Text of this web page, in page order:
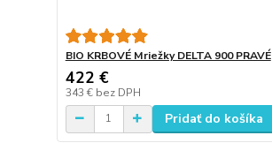
BIO KRBOVÉ Mriežky DELTA 900 PRAVÉ
422 €
343 € bez DPH
Pridať do košíka